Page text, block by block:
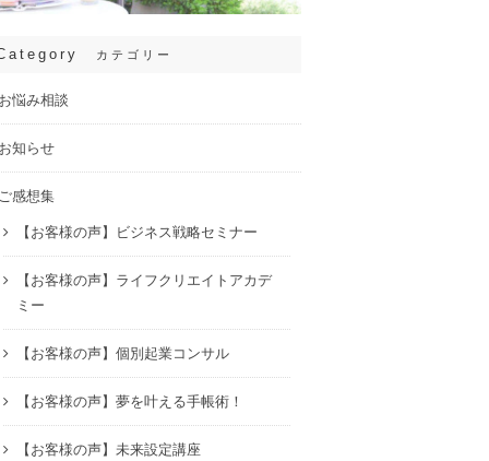
カテゴリー
お悩み相談
お知らせ
ご感想集
【お客様の声】ビジネス戦略セミナー
【お客様の声】ライフクリエイトアカデ
ミー
【お客様の声】個別起業コンサル
【お客様の声】夢を叶える手帳術！
【お客様の声】未来設定講座